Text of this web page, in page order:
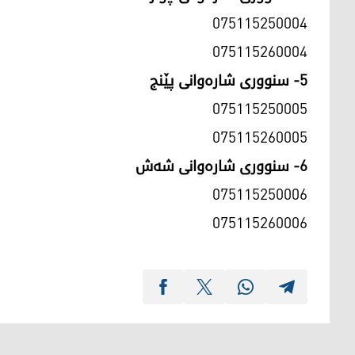
075115250004
075115260004
5- سنوورى شارەوانى پێنج
075115250005
075115260005
6- سنوورى شارەوانى شەش
075115250006
075115260006